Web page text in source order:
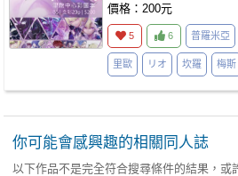
價格：200元
5 6 普羅米亞
里歐 リオ 坎羅 梅斯
你可能會感興趣的相關同人誌
以下作品不是完全符合搜尋條件的結果，或